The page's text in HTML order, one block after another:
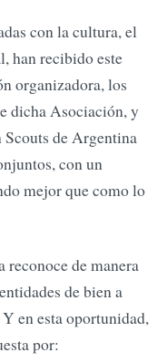
con la cultura, el
han recibido este
organizadora, los
dicha Asociación, y
Scouts de Argentina
con un
mejor que como lo
reconoce de manera
de bien a
en esta oportunidad,
por: